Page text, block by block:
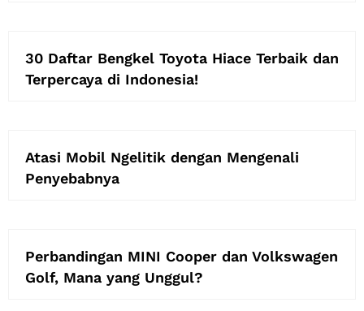
30 Daftar Bengkel Toyota Hiace Terbaik dan
Terpercaya di Indonesia!
Atasi Mobil Ngelitik dengan Mengenali
Penyebabnya
Perbandingan MINI Cooper dan Volkswagen
Golf, Mana yang Unggul?